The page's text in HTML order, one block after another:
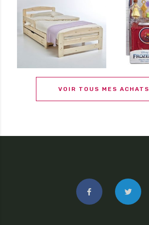
VOIR TOUS MES ACHATS